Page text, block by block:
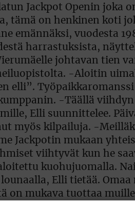
Jackpot Openin joka
tämä on henkinen koti
emännäksi, vuodesta
harrastuksista,
johtavan tien
-Aloitin
elli”.
-Täällä viihdyn
Elli suunnittelee.
myös kilpailuja. -
Jackpotin mukaan
viihtyvät kun he
kuohujuomalla.
Elli tietää.
on mukava tuottaa
on loistava.